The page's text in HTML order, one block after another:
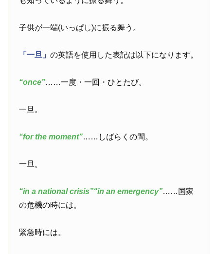
子供が一端(いっぱし)に振る舞う。
「一旦」の英語を使用した表記は以下になります。
“once”……一度・一回・ひとたび。
一旦。
“for the moment”……しばらくの間。
一旦。
“in a national crisis”“in an emergency”……国家
の危機の時には。
緊急時には。